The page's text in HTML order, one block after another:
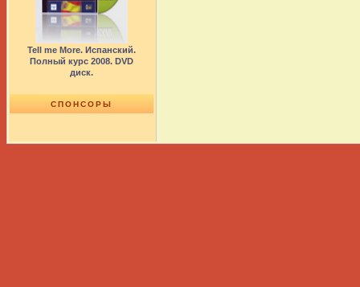
Tell me More. Испанский.
Полный курс 2008. DVD
диск.
СПОНСОРЫ